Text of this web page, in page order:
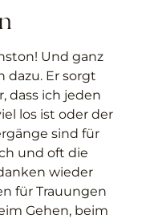
Und ganz
dazu. Er sorgt
dass ich jeden
los ist oder der
sind für
und oft die
wieder
für Trauungen
Gehen, beim